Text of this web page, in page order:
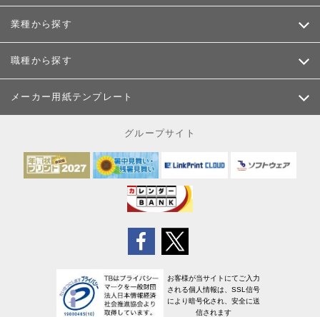
業種から探す
職種から探す
メーカー用紙テンプレート
グループサイト
お客様が当サイトにてご入力
される個人情報は、SSL信号
により暗号化され、安全に送
信されます